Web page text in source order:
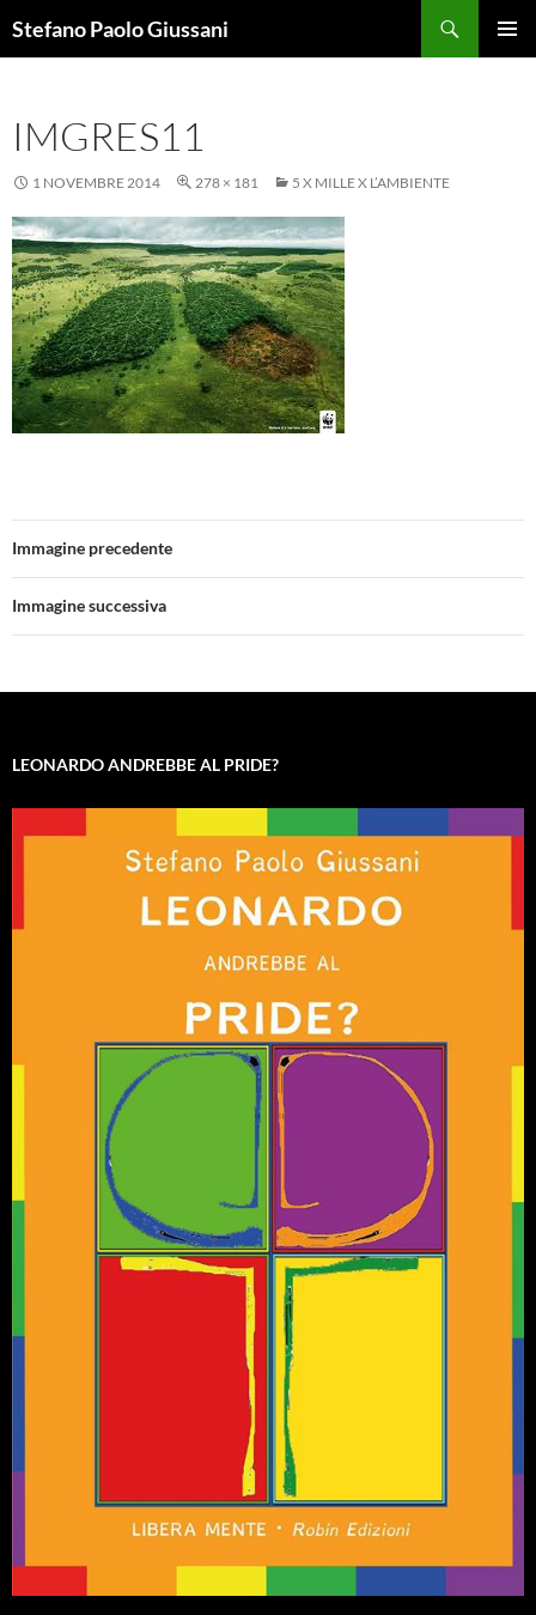
alStefano Paolo Giussani
IMGRES11
1 NOVEMBRE 2014 278 × 181 5 X MILLE X L’AMBIENTE
Immagine precedente
Immagine successiva
LEONARDO ANDREBBE AL PRIDE?